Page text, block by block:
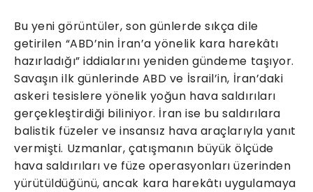
Bu yeni görüntüler, son günlerde sıkça dile
getirilen “ABD’nin İran’a yönelik kara harekâtı
hazırladığı” iddialarını yeniden gündeme taşıyor.
Savaşın ilk günlerinde ABD ve İsrail’in, İran’daki
askeri tesislere yönelik yoğun hava saldırıları
gerçekleştirdiği biliniyor. İran ise bu saldırılara
balistik füzeler ve insansız hava araçlarıyla yanıt
vermişti. Uzmanlar, çatışmanın büyük ölçüde
hava saldırıları ve füze operasyonları üzerinden
yürütüldüğünü, ancak kara harekâtı uygulamaya